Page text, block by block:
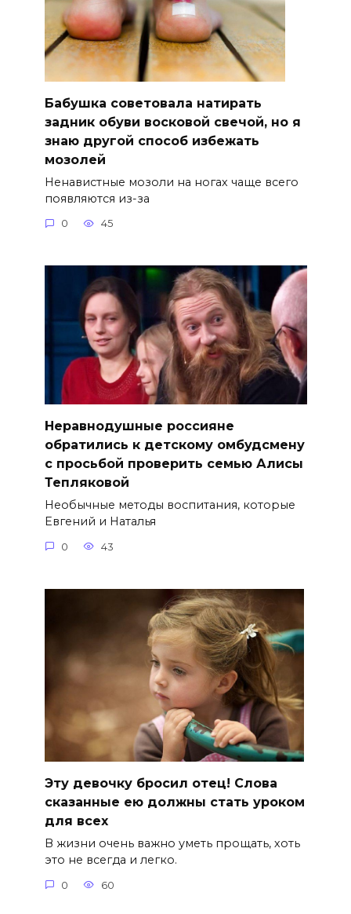
Бабушка советовала натирать
задник обуви восковой свечой, но я
знаю другой способ избежать
мозолей
Ненавистные мозоли на ногах чаще всего
появляются из-за
0 45
Неравнодушные россияне
обратились к детскому омбудсмену
с просьбой проверить семью Алисы
Тепляковой
Необычные методы воспитания, которые
Евгений и Наталья
0 43
Эту девочку бросил отец! Слова
сказанные ею должны стать уроком
для всех
В жизни очень важно уметь прощать, хоть
это не всегда и легко.
0 60